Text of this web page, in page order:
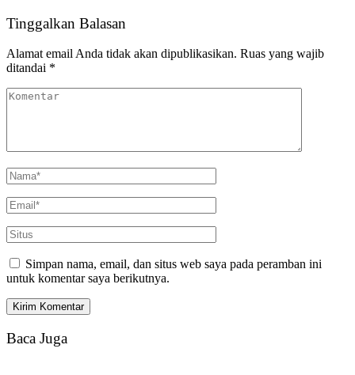
Tinggalkan Balasan
Alamat email Anda tidak akan dipublikasikan. Ruas yang wajib
ditandai *
Simpan nama, email, dan situs web saya pada peramban ini
untuk komentar saya berikutnya.
Baca Juga